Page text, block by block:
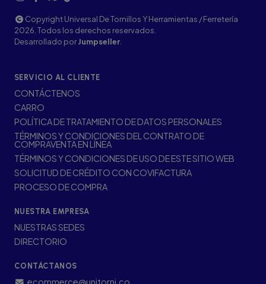
Copyright Universal De Tornillos Y Herramientas / Ferretería
2026. Todos los derechos reservados.
Desarrollado porJumpseller
SERVICIO AL CLIENTE
CONTÁCTENOS
CARRO
POLÍTICA DE TRATAMIENTO DE DATOS PERSONALES
TÉRMINOS Y CONDICIONES DEL CONTRATO DE
COMPRAVENTA EN LÍNEA
TÉRMINOS Y CONDICIONES DE USO DE ESTE SITIO WEB
SOLICITUD DE CRÉDITO CON COVIFACTURA
PROCESO DE COMPRA
NUESTRA EMPRESA
NUESTRAS SEDES
DIRECTORIO
CONTÁCTANOS
ecommerce@unitorni.co